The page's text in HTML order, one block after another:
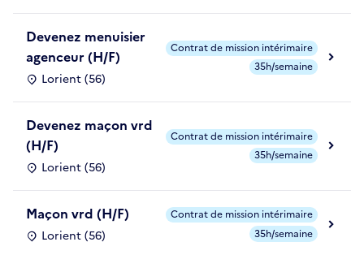
Devenez menuisier
agenceur (H/F)
Lorient (56)
Contrat de mission intérimaire
35h/semaine
Devenez maçon vrd
(H/F)
Lorient (56)
Contrat de mission intérimaire
35h/semaine
Maçon vrd (H/F)
Lorient (56)
Contrat de mission intérimaire
35h/semaine